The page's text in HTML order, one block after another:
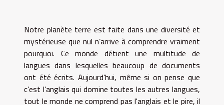
Notre planète terre est faite dans une diversité et
mystérieuse que nul n’arrive à comprendre vraiment
pourquoi. Ce monde détient une multitude de
langues dans lesquelles beaucoup de documents
ont été écrits. Aujourd’hui, même si on pense que
c’est l’anglais qui domine toutes les autres langues,
tout le monde ne comprend pas l'anglais et le pire, il